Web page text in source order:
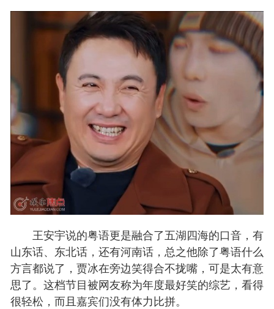
王安宇说的粤语更是融合了五湖四海的口音，有
山东话、东北话，还有河南话，总之他除了粤语什么
方言都说了，贾冰在旁边笑得合不拢嘴，可是太有意
思了。这档节目被网友称为年度最好笑的综艺，看得
很轻松，而且嘉宾们没有体力比拼。